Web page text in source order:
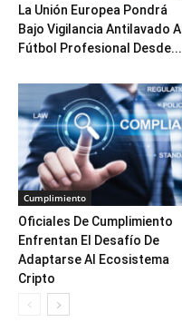
La Unión Europea Pondrá
Bajo Vigilancia Antilavado Al
Fútbol Profesional Desde...
Cumplimiento
Oficiales De Cumplimiento
Enfrentan El Desafío De
Adaptarse Al Ecosistema
Cripto